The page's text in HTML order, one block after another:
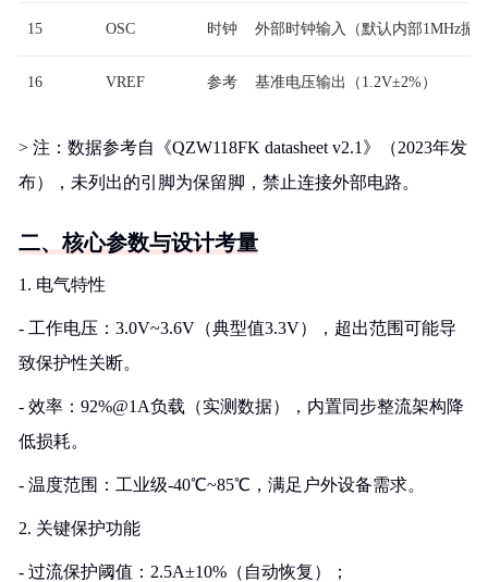
15 OSC 时钟 外部时钟输入（默认内部1MHz振
16 VREF 参考 基准电压输出（1.2V±2%）
> 注：数据参考自《QZW118FK datasheet v2.1》（2023年发
布），未列出的引脚为保留脚，禁止连接外部电路。
二、核心参数与设计考量
1. 电气特性
- 工作电压：3.0V~3.6V（典型值3.3V），超出范围可能导
致保护性关断。
- 效率：92%@1A负载（实测数据），内置同步整流架构降
低损耗。
- 温度范围：工业级-40℃~85℃，满足户外设备需求。
2. 关键保护功能
- 过流保护阈值：2.5A±10%（自动恢复）；